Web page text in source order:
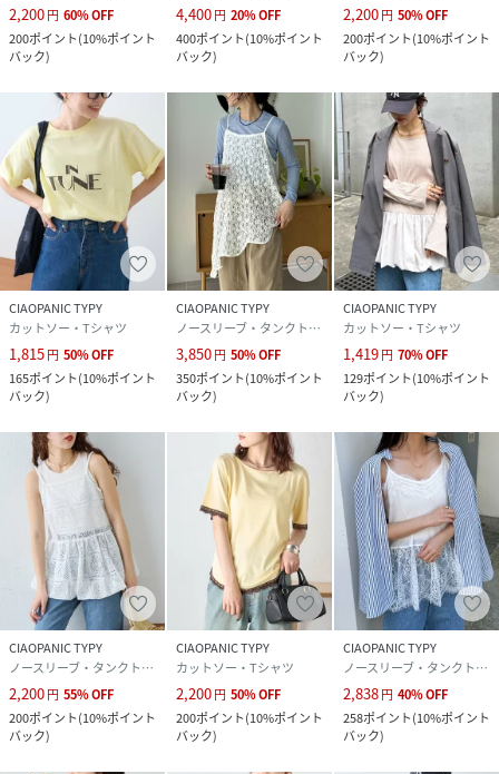
2,200円 60%OFF
200ポイント(10%ポイント
バック)
4,400円 20%OFF
400ポイント(10%ポイント
バック)
2,200円 50%OFF
200ポイント(10%ポイント
バック)
CIAOPANIC TYPY
カットソー・Tシャツ
1,815円 50%OFF
165ポイント(10%ポイント
バック)
CIAOPANIC TYPY
ノースリーブ・タンクトップ
3,850円 50%OFF
350ポイント(10%ポイント
バック)
CIAOPANIC TYPY
カットソー・Tシャツ
1,419円 70%OFF
129ポイント(10%ポイント
バック)
CIAOPANIC TYPY
ノースリーブ・タンクトップ
2,200円 55%OFF
200ポイント(10%ポイント
バック)
CIAOPANIC TYPY
カットソー・Tシャツ
2,200円 50%OFF
200ポイント(10%ポイント
バック)
CIAOPANIC TYPY
ノースリーブ・タンクトップ
2,838円 40%OFF
258ポイント(10%ポイント
バック)